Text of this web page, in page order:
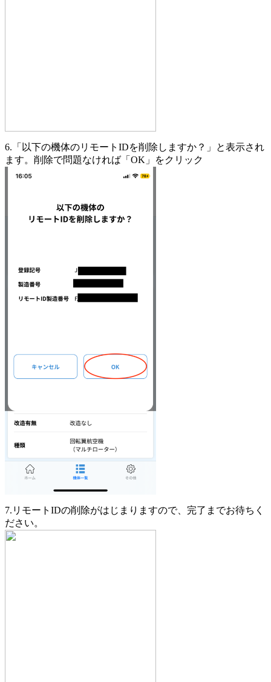
6.「以下の機体のリモートIDを削除しますか？」と表示され
ます。削除で問題なければ「OK」をクリック
7.リモートIDの削除がはじまりますので、完了までお待ちく
ださい。